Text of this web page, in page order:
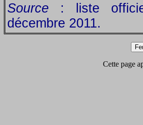
Source : liste
décembre 2011.
Cette page